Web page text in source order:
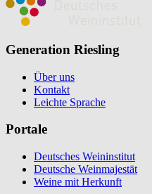
Generation Riesling
Über uns
Kontakt
Leichte Sprache
Portale
Deutsches Weininstitut
Deutsche Weinmajestät
Weine mit Herkunft